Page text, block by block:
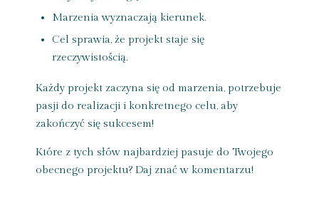
Marzenia wyznaczają kierunek.
Cel sprawia, że projekt staje się
rzeczywistością.
Każdy projekt zaczyna się od marzenia, potrzebuje
pasji do realizacji i konkretnego celu, aby
zakończyć się sukcesem!
Które z tych słów najbardziej pasuje do Twojego
obecnego projektu? Daj znać w komentarzu!